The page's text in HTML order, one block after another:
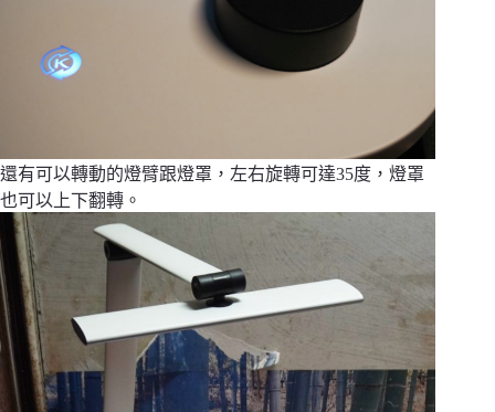
還有可以轉動的燈臂跟燈罩，左右旋轉可達35度，燈罩
也可以上下翻轉。